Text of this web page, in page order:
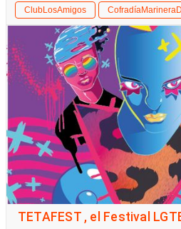
ClubLosAmigos
TETAFEST , el Festival